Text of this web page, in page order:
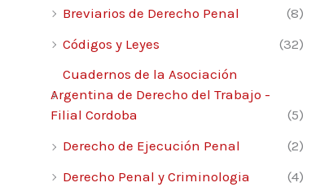
Breviarios de Derecho Penal
(8)
Códigos y Leyes
(32)
Cuadernos de la Asociación
Argentina de Derecho del Trabajo -
Filial Cordoba
(5)
Derecho de Ejecución Penal
(2)
Derecho Penal y Criminologia
(4)